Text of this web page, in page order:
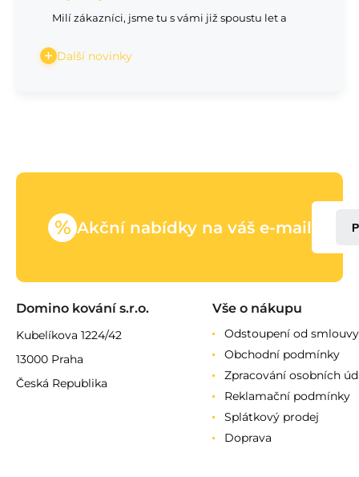
Milí zákazníci, jsme tu s vámi již spoustu let a
Další novinky
% Akční nabídky na váš e-mail
Domino kování s.r.o.
Kubelíkova 1224/42
13000 Praha
Česká Republika
Vše o nákupu
Odstoupení od smlouvy
Obchodní podmínky
Zpracování osobních
Reklamační podmínky
Splátkový prodej
Doprava